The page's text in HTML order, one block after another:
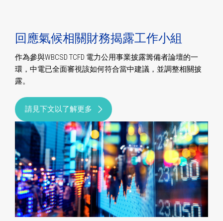
回應氣候相關財務揭露工作小組
作為參與WBCSD TCFD 電力公用事業披露籌備者論壇的一
環，中電已全面審視該如何符合當中建議，並調整相關披
露。
請見下文以了解更多